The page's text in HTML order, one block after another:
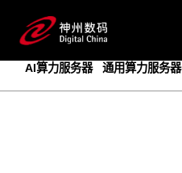
AI算力服务器
通用算力服务器